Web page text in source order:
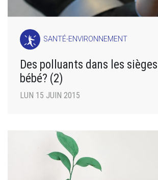
SANTÉ-ENVIRONNEMENT
Des polluants dans les
bébé? (2)
LUN 15 JUIN 2015